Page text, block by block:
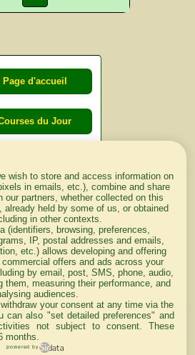
Page d'accueil
du Jour
lendemain
Courses
d'aujourd'hui
de Page
wish to store and access information on
in emails, etc.), combine and share
our partners, whether collected on this
already held by some of us, or obtained
in other contexts.
(identifiers, browsing, preferences,
IP, postal addresses and emails,
etc.) allows developing and offering
offers and ads across your
by email, post, SMS, phone, audio,
them, measuring their performance, and
audiences.
your consent at any time via the
can also "set detailed preferences" and
not subject to consent. These
months.
powered by